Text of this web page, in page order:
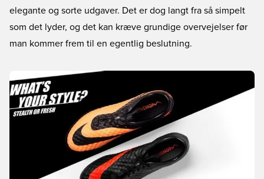
elegante og sorte udgaver. Det er dog langt fra så simpelt
som det lyder, og det kan kræve grundige overvejelser før
man kommer frem til en egentlig beslutning.